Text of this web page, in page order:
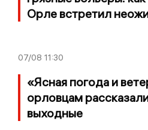
Орле встретил
07/08 11:30
«Ясная погода и
орловцам
выходные